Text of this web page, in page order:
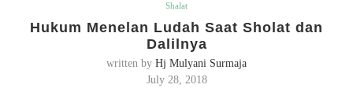
Shalat
Hukum Menelan Ludah Saat Sholat dan
Dalilnya
written by Hj Mulyani Surmaja
July 28, 2018